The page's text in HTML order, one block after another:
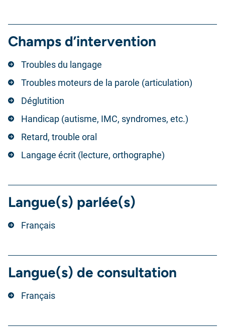
Champs d’intervention
Troubles du langage
Troubles moteurs de la parole (articulation)
Déglutition
Handicap (autisme, IMC, syndromes, etc.)
Retard, trouble oral
Langage écrit (lecture, orthographe)
Langue(s) parlée(s)
Français
Langue(s) de consultation
Français